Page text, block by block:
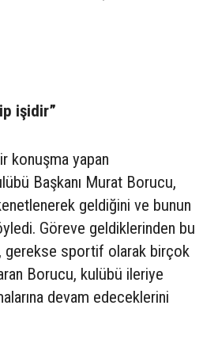
işidir”
konuşma yapan
Başkanı Murat Borucu,
geldiğini ve bunun
Göreve geldiklerinden bu
gerekse sportif olarak birçok
Borucu, kulübü ileriye
devam edeceklerini